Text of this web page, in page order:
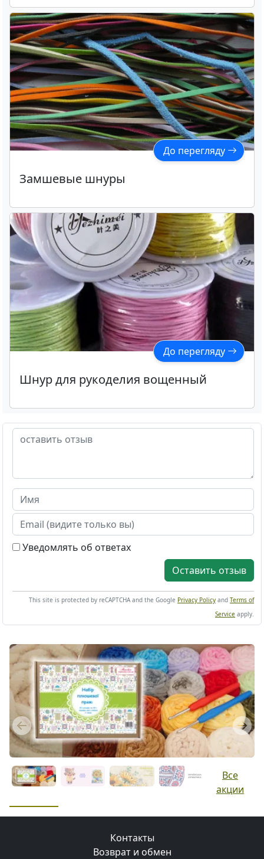
До перегляду
Замшевые шнуры
До перегляду
Шнур для рукоделия вощенный
Уведомлять об ответах
Оставить отзыв
This site is protected by reCAPTCHA and the Google Privacy Policy and Terms of
Service apply.
Previous Next
Все
акции
Контакты
Возврат и обмен